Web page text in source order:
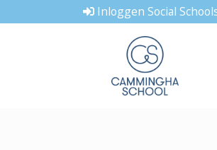
Inloggen Social